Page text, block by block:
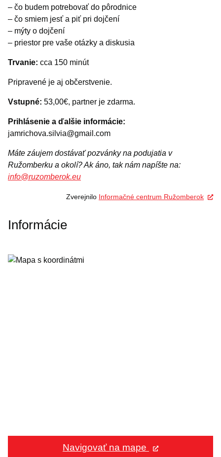
– čo budem potrebovať do pôrodnice
– čo smiem jesť a piť pri dojčení
– mýty o dojčení
– priestor pre vaše otázky a diskusia
Trvanie: cca 150 minút
Pripravené je aj občerstvenie.
Vstupné: 53,00€, partner je zdarma.
Prihlásenie a ďalšie informácie:
jamrichova.silvia@gmail.com
Máte záujem dostávať pozvánky na podujatia v
Ružomberku a okolí? Ak áno, tak nám napíšte na:
info@ruzomberok.eu
Zverejnilo Informačné centrum Ružomberok
Informácie
Navigovať na mape